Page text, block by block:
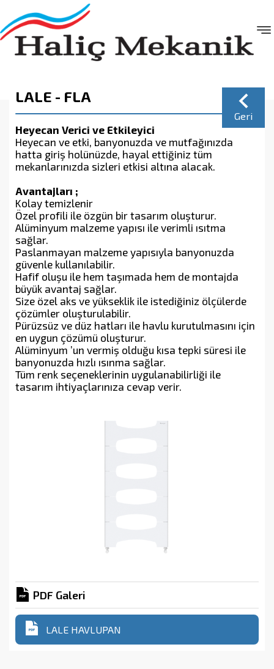
LALE - FLA
Heyecan Verici ve Etkileyici
Heyecan ve etki, banyonuzda ve mutfağınızda
hatta giriş holünüzde, hayal ettiğiniz tüm
mekanlarınızda sizleri etkisi altına alacak.
Avantajları ;
Kolay temizlenir
Özel profili ile özgün bir tasarım oluşturur.
Alüminyum malzeme yapısı ile verimli ısıtma
sağlar.
Paslanmayan malzeme yapısıyla banyonuzda
güvenle kullanılabilir.
Hafif oluşu ile hem taşımada hem de montajda
büyük avantaj sağlar.
Size özel aks ve yükseklik ile istediğiniz ölçülerde
çözümler oluşturulabilir.
Pürüzsüz ve düz hatları ile havlu kurutulmasını için
en uygun çözümü oluşturur.
Alüminyum ’un vermiş olduğu kısa tepki süresi ile
banyonuzda hızlı ısınma sağlar.
Tüm renk seçeneklerinin uygulanabilirliği ile
tasarım ihtiyaçlarınıza cevap verir.
PDF Galeri
LALE HAVLUPAN
Geri